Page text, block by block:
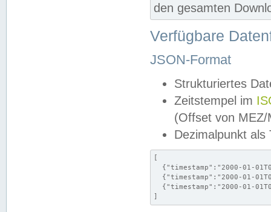
den gesamten
Verfügbare
JSON-Format
Strukturiertes
Zeitstempel im
(Offset von MEZ/
Dezimalpunkt als
[
{"timestamp":"2000-01-
{"timestamp":"2000-01-
{"timestamp":"2000-01-
]